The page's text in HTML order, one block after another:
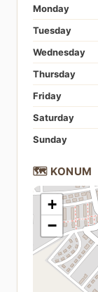
Monday
Tuesday
Wednesday
Thursday
Friday
Saturday
Sunday
🗺️ KONUM
+
−